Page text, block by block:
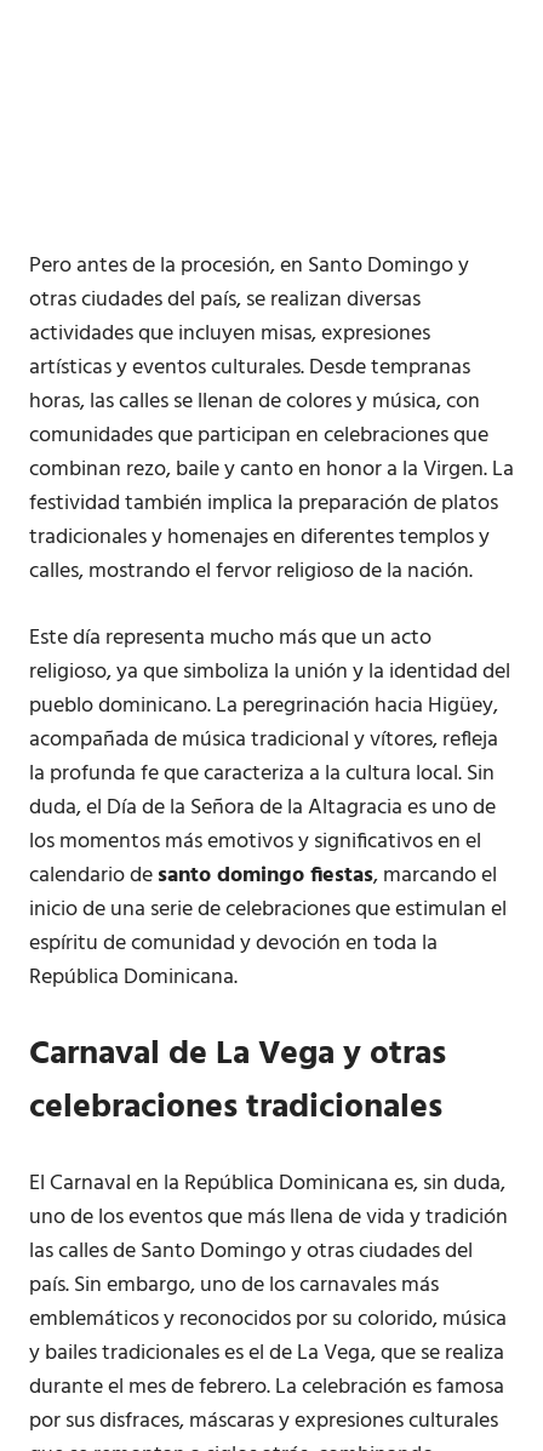
Pero antes de la procesión, en Santo Domingo y
otras ciudades del país, se realizan diversas
actividades que incluyen misas, expresiones
artísticas y eventos culturales. Desde tempranas
horas, las calles se llenan de colores y música, con
comunidades que participan en celebraciones que
combinan rezo, baile y canto en honor a la Virgen. La
festividad también implica la preparación de platos
tradicionales y homenajes en diferentes templos y
calles, mostrando el fervor religioso de la nación.
Este día representa mucho más que un acto
religioso, ya que simboliza la unión y la identidad del
pueblo dominicano. La peregrinación hacia Higüey,
acompañada de música tradicional y vítores, refleja
la profunda fe que caracteriza a la cultura local. Sin
duda, el Día de la Señora de la Altagracia es uno de
los momentos más emotivos y significativos en el
calendario desanto domingo fiestas, marcando el
inicio de una serie de celebraciones que estimulan el
espíritu de comunidad y devoción en toda la
República Dominicana.
Carnaval de La Vega y otras
celebraciones tradicionales
El Carnaval en la República Dominicana es, sin duda,
uno de los eventos que más llena de vida y tradición
las calles de Santo Domingo y otras ciudades del
país. Sin embargo, uno de los carnavales más
emblemáticos y reconocidos por su colorido, música
y bailes tradicionales es el de La Vega, que se realiza
durante el mes de febrero. La celebración es famosa
por sus disfraces, máscaras y expresiones culturales